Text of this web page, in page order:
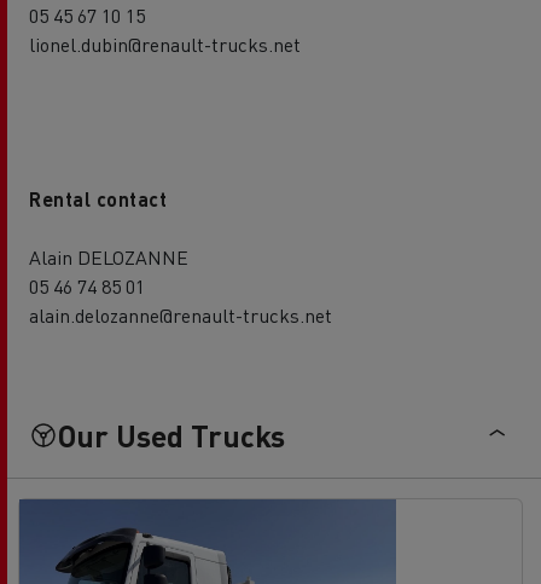
05 45 67 10 15
lionel.dubin@renault-trucks.net
Rental contact
Alain DELOZANNE
05 46 74 85 01
alain.delozanne@renault-trucks.net
Our Used Trucks